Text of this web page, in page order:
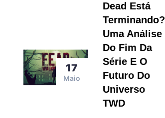
17
Maio
Dead Está
Terminando?
Uma Análise
Do Fim Da
Série E O
Futuro Do
Universo
TWD